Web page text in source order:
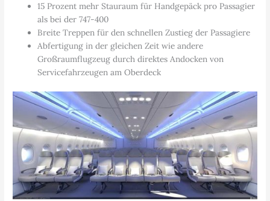
15 Prozent mehr Stauraum für Handgepäck pro Passagier
als bei der 747-400
Breite Treppen für den schnellen Zustieg der Passagiere
Abfertigung in der gleichen Zeit wie andere
Großraumflugzeug durch direktes Andocken von
Servicefahrzeugen am Oberdeck